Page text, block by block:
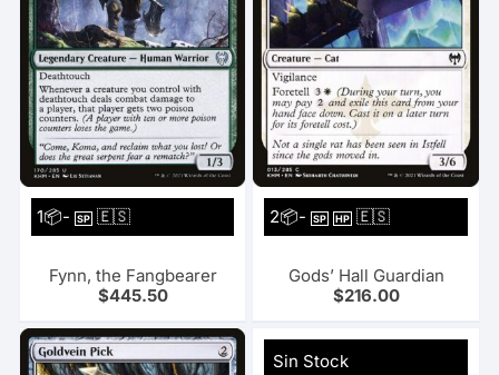
1📦-SP 🇪🇸
Fynn, the Fangbearer
$445.50
2📦-SP HP 🇪🇸
Gods’ Hall Guardian
$216.00
Sin Stock